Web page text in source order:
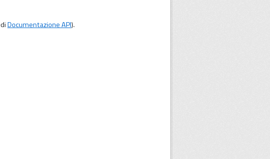
Documentazione API).